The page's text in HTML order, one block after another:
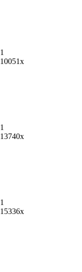
1
10051x
1
13740x
1
15336x